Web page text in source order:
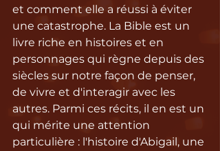
et comment elle a réussi à éviter
une catastrophe. La Bible est un
livre riche en histoires et en
personnages qui règne depuis des
siècles sur notre façon de penser,
de vivre et d'interagir avec les
autres. Parmi ces récits, il en est un
qui mérite une attention
particulière : l'histoire d'Abigail, une